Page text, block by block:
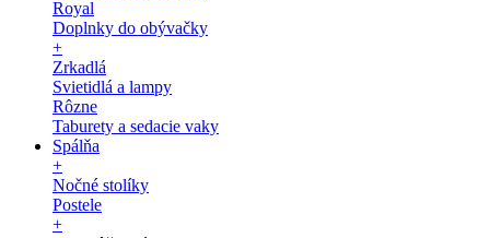
Royal
Doplnky do obývačky
+
Zrkadlá
Svietidlá a lampy
Rôzne
Taburety a sedacie vaky
Spálňa
+
Nočné stolíky
Postele
+